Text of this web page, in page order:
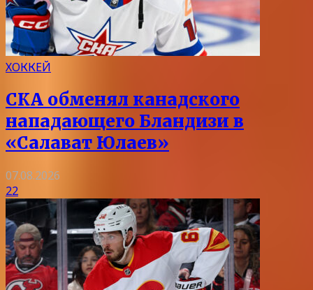
ХОККЕЙ
СКА обменял канадского
нападающего Бландизи в
«Салават Юлаев»
07.08.2026
22